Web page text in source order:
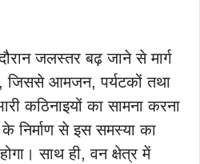
जलस्तर बढ़ जाने से मार्ग
जिससे आमजन, पर्यटकों तथा
कठिनाइयों का सामना करना
निर्माण से इस समस्या का
साथ ही, वन क्षेत्र में